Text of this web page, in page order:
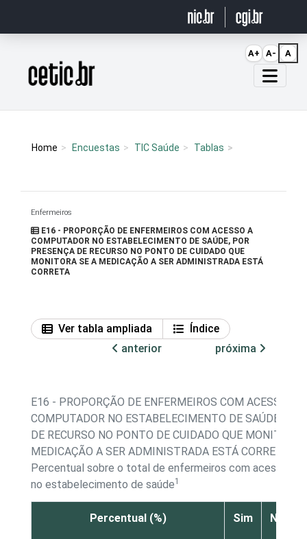
Página inicial
Home Encuestas TIC Saúde Tablas
Enfermeiros
E16 - PROPORÇÃO DE ENFERMEIROS COM ACESSO A
COMPUTADOR NO ESTABELECIMENTO DE SAÚDE, POR
PRESENÇA DE RECURSO NO PONTO DE CUIDADO QUE
MONITORA SE A MEDICAÇÃO A SER ADMINISTRADA ESTÁ
CORRETA
Ver tabla ampliada
Índice
anterior
próxima
E16 - PROPORÇÃO DE ENFERMEIROS COM ACESSO A
COMPUTADOR NO ESTABELECIMENTO DE SAÚDE,
DE RECURSO NO PONTO DE CUIDADO QUE MONITORA
MEDICAÇÃO A SER ADMINISTRADA ESTÁ CORRETA
Percentual sobre o total de enfermeiros com acesso a
no estabelecimento de saúde1
Percentual (%) Sim Não
A+ A- A